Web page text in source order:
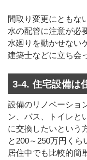
間取り変更にともな
水の配管に注意が必
水廻りを動かせない
建築士などに立ち会
3-4. 住宅設備は
設備のリノベーショ
ン、バス、トイレと
に交換したいという
と200～250万円く
居住中でも比較的簡